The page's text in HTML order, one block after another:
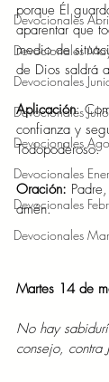
Devocionales
Devocionales
Devocionales
Devocionales
Devocionales
Devocionales
Devocionales
Devocionales
porque Él
aparentar que
medio de
de Dios saldrá
Aplicación:
confianza y
Todopoderoso.
Oración:
amén.
Martes 14 de
No hay
consejo, contra